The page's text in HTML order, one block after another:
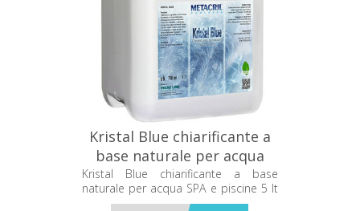
Kristal Blue chiarificante a
base naturale per acqua
SPA e piscine 5 lt 49705001
Kristal Blue chiarificante a base
naturale per acqua SPA e piscine 5 lt
49705001